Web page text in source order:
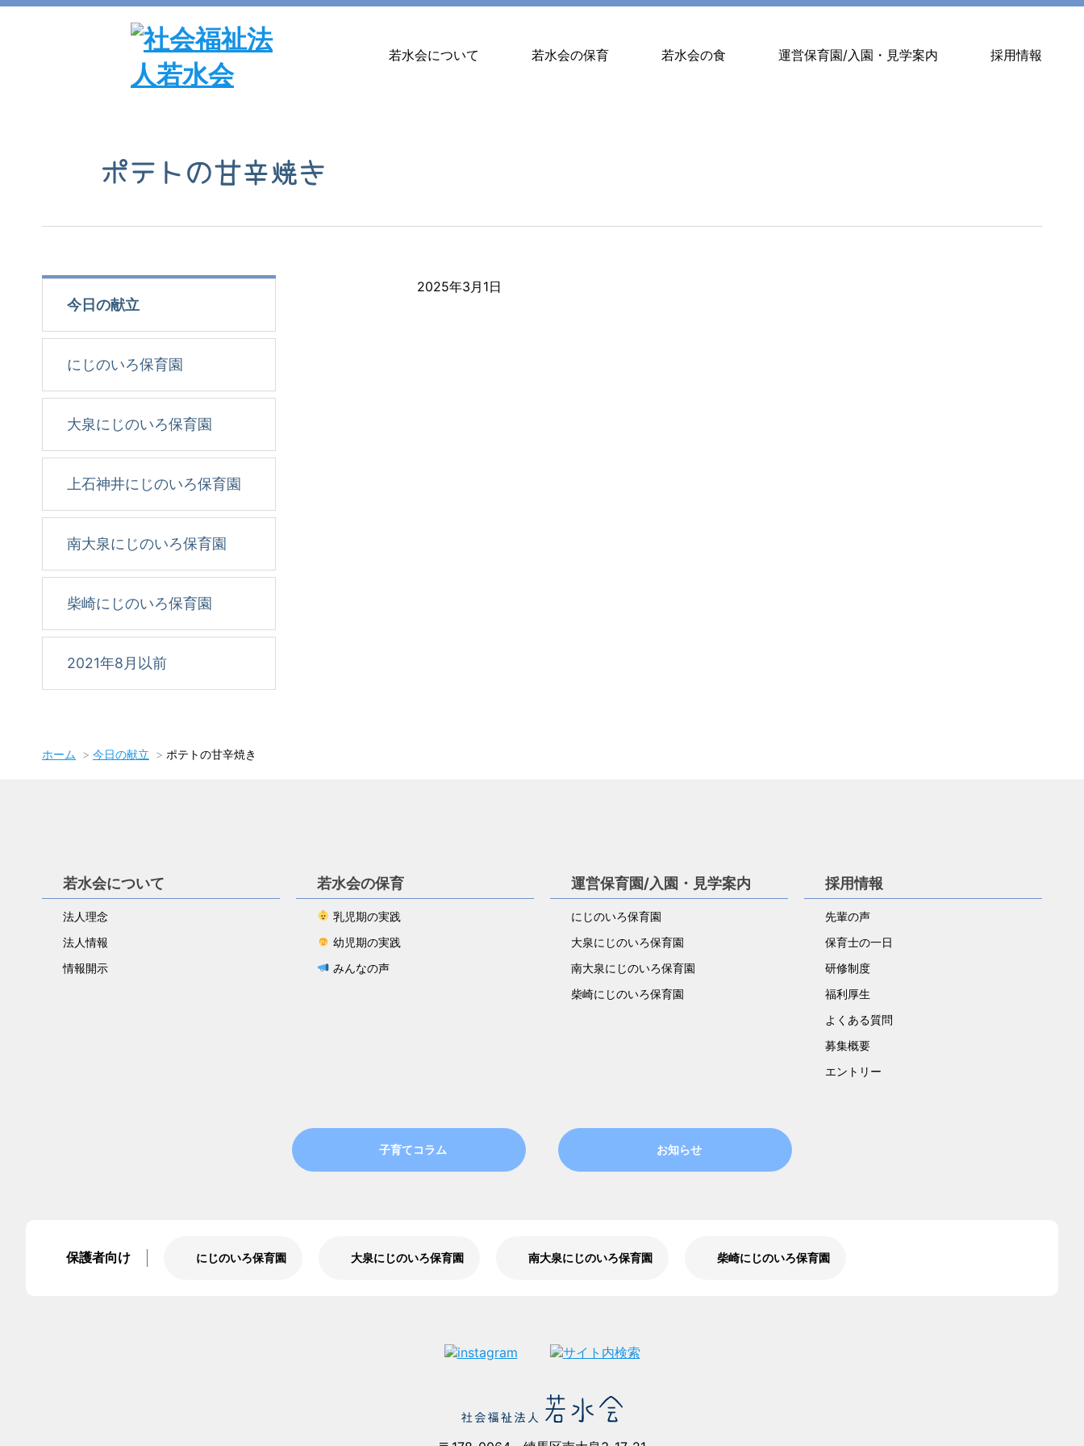
若水会について 若水会の保育 若水会の食 運営保育園/入園・見学案内 採用情報
ポテトの甘辛焼き
2025年3月1日
今日の献立
にじのいろ保育園
大泉にじのいろ保育園
上石神井にじのいろ保育園
南大泉にじのいろ保育園
柴崎にじのいろ保育園
2021年8月以前
ホーム 今日の献立 ポテトの甘辛焼き
若水会について
法人理念
法人情報
情報開示
若水会の保育
乳児期の実践
幼児期の実践
みんなの声
運営保育園/入園・見学案内
にじのいろ保育園
大泉にじのいろ保育園
南大泉にじのいろ保育園
柴崎にじのいろ保育園
採用情報
先輩の声
保育士の一日
研修制度
福利厚生
よくある質問
募集概要
エントリー
子育てコラム お知らせ
保護者向け にじのいろ保育園 大泉にじのいろ保育園 南大泉にじのいろ保育園 柴崎にじのいろ保育園